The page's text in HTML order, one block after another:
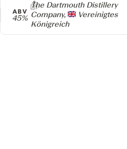
Producer
The Dartmouth Distillery
Company,
Vereinigtes
Königreich
ABV
45%